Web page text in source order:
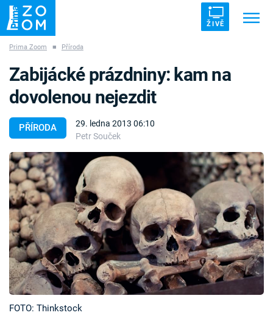
ŽIVĚ
ZÁHADY VETŘELCI DÁVNOVĚKU
Témata
Témata
Pořady
TV Program
Časopis
Sledujte prima+
Prima Zoom ■ Příroda
PŘÍRODA
29. ledna 2013 06:10
Petr Souček
Zabijácké prázdniny: kam na
dovolenou nejezdit
FOTO: Thinkstock